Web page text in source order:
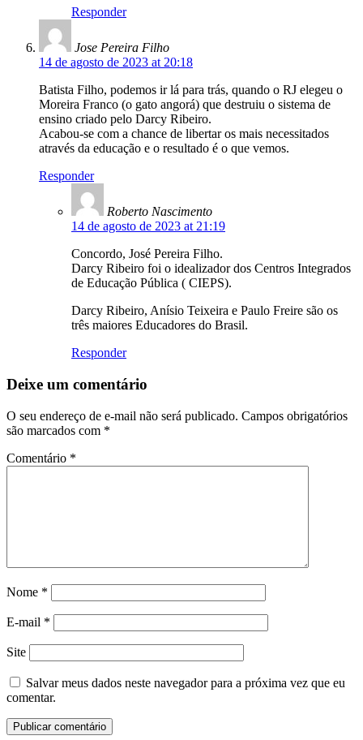
Responder
Jose Pereira Filho
14 de agosto de 2023 at 20:18
Batista Filho, podemos ir lá para trás, quando o RJ elegeu o
Moreira Franco (o gato angorá) que destruiu o sistema de
ensino criado pelo Darcy Ribeiro.
Acabou-se com a chance de libertar os mais necessitados
através da educação e o resultado é o que vemos.
Responder
Roberto Nascimento
14 de agosto de 2023 at 21:19
Concordo, José Pereira Filho.
Darcy Ribeiro foi o idealizador dos Centros Integrados
de Educação Pública ( CIEPS).
Darcy Ribeiro, Anísio Teixeira e Paulo Freire são os
três maiores Educadores do Brasil.
Responder
Deixe um comentário
O seu endereço de e-mail não será publicado. Campos obrigatórios
são marcados com *
Comentário *
Nome *
E-mail *
Site
Salvar meus dados neste navegador para a próxima vez que eu
comentar.